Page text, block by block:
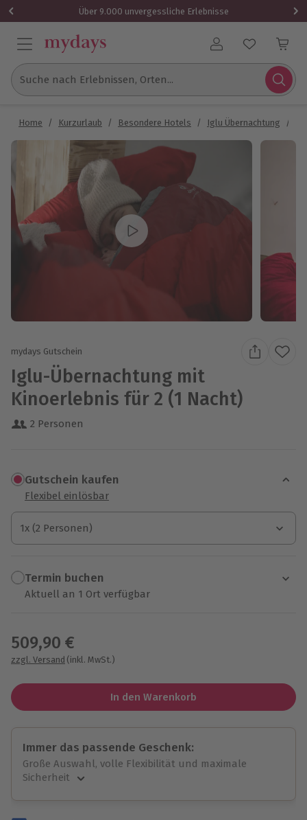
Über 9.000 unvergessliche Erlebnisse
Benutzerkonto
Suche nach Erlebnissen, Orten...
Home / Kurzurlaub / Besondere Hotels / Iglu Übernachtung /
mydays Gutschein
Iglu-Übernachtung mit
Kinoerlebnis für 2 (1 Nacht)
2 Personen
Gutschein kaufen
Flexibel einlösbar
1x (2 Personen)
1x (2 Personen)
1x (2 Personen)
Termin buchen
Aktuell an 1 Ort verfügbar
509,90 €
zzgl. Versand (inkl. MwSt.)
In den Warenkorb
Immer das passende Geschenk:
Große Auswahl, volle Flexibilität und maximale
Sicherheit